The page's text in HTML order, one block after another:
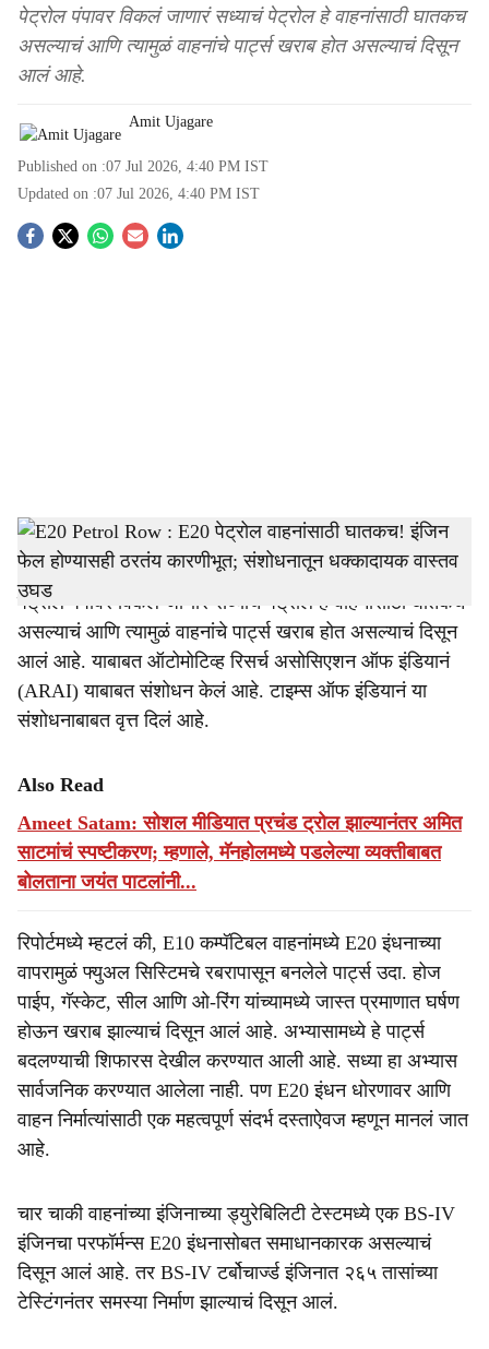
पेट्रोल पंपावर विकलं जाणारं सध्याचं पेट्रोल हे वाहनांसाठी घातकच
असल्याचं आणि त्यामुळं वाहनांचे पार्ट्स खराब होत असल्याचं दिसून
आलं आहे.
Amit Ujagare
Published on :07 Jul 2026, 4:40 PM IST
Updated on :07 Jul 2026, 4:40 PM IST
S
h
a
r
e
Ethanol
E20 Petrol Row: पेट्रोलमध्ये २० टक्के इथेनॉल ब्लेंडिंग करुन
पेट्रोल पंपावर विकलं जाणारं सध्याचं पेट्रोल हे वाहनांसाठी घातकच
असल्याचं आणि त्यामुळं वाहनांचे पार्ट्स खराब होत असल्याचं दिसून
आलं आहे. याबाबत ऑटोमोटिव्ह रिसर्च असोसिएशन ऑफ इंडियानं
(ARAI) याबाबत संशोधन केलं आहे. टाइम्स ऑफ इंडियानं या
संशोधनाबाबत वृत्त दिलं आहे.
Also Read
Ameet Satam: सोशल मीडियात प्रचंड ट्रोल झाल्यानंतर अमित
साटमांचं स्पष्टीकरण; म्हणाले, मॅनहोलमध्ये पडलेल्या व्यक्तीबाबत
बोलताना जयंत पाटलांनी...
रिपोर्टमध्ये म्हटलं की, E10 कम्पॅटिबल वाहनांमध्ये E20 इंधनाच्या
वापरामुळं फ्युअल सिस्टिमचे रबरापासून बनलेले पार्ट्स उदा. होज
पाईप, गॅस्केट, सील आणि ओ-रिंग यांच्यामध्ये जास्त प्रमाणात घर्षण
होऊन खराब झाल्याचं दिसून आलं आहे. अभ्यासामध्ये हे पार्ट्स
बदलण्याची शिफारस देखील करण्यात आली आहे. सध्या हा अभ्यास
सार्वजनिक करण्यात आलेला नाही. पण E20 इंधन धोरणावर आणि
वाहन निर्मात्यांसाठी एक महत्वपूर्ण संदर्भ दस्ताऐवज म्हणून मानलं जात
आहे.
चार चाकी वाहनांच्या इंजिनाच्या ड्युरेबिलिटी टेस्टमध्ये एक BS-IV
इंजिनचा परफॉर्मन्स E20 इंधनासोबत समाधानकारक असल्याचं
दिसून आलं आहे. तर BS-IV टर्बोचार्ज्ड इंजिनात २६५ तासांच्या
टेस्टिंगनंतर समस्या निर्माण झाल्याचं दिसून आलं.